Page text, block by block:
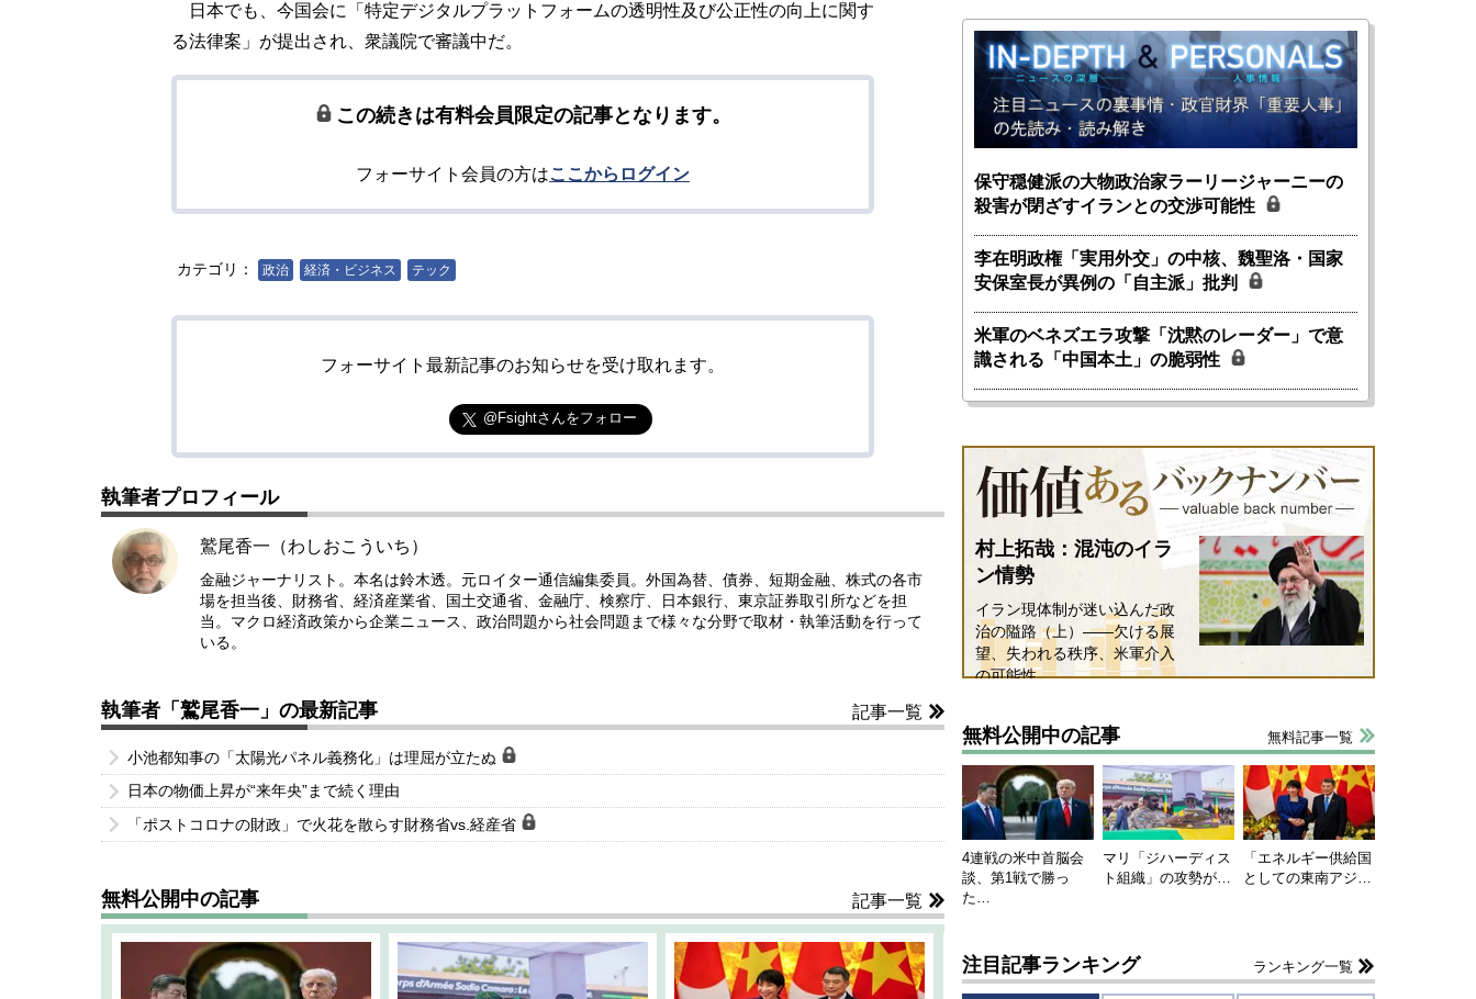
日本でも、今国会に「特定デジタルプラットフォームの透明性及び公正性の向上に関す
る法律案」が提出され、衆議院で審議中だ。
この続きは有料会員限定の記事となります。
フォーサイト会員の方はここからログイン
カテゴリ： 政治 経済・ビジネス テック
フォーサイト最新記事のお知らせを受け取れます。
@Fsightさんをフォロー
執筆者プロフィール
鷲尾香一（わしおこういち）
金融ジャーナリスト。本名は鈴木透。元ロイター通信編集委員。外国為替、債券、短期金融、株式の各市
場を担当後、財務省、経済産業省、国土交通省、金融庁、検察庁、日本銀行、東京証券取引所などを担
当。マクロ経済政策から企業ニュース、政治問題から社会問題まで様々な分野で取材・執筆活動を行って
いる。
執筆者「鷲尾香一」の最新記事 記事一覧
小池都知事の「太陽光パネル義務化」は理屈が立たぬ
日本の物価上昇が“来年央”まで続く理由
「ポストコロナの財政」で火花を散らす財務省vs.経産省
無料公開中の記事 記事一覧
保守穏健派の大物政治家ラーリージャーニーの
殺害が閉ざすイランとの交渉可能性
李在明政権「実用外交」の中核、魏聖洛・国家
安保室長が異例の「自主派」批判
米軍のベネズエラ攻撃「沈黙のレーダー」で意
識される「中国本土」の脆弱性
村上拓哉：混沌のイラ
ン情勢
イラン現体制が迷い込んだ政
治の隘路（上）――欠ける展
望、失われる秩序、米軍介入
の可能性
無料公開中の記事 無料記事一覧
4連戦の米中首脳会
談、第1戦で勝っ
た…
マリ「ジハーディス
ト組織」の攻勢が…
「エネルギー供給国
としての東南アジ…
注目記事ランキング ランキング一覧